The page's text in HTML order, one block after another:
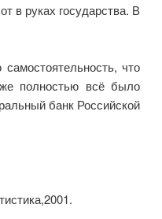
в руках государства. В
что
полностью всё было
банк Российской